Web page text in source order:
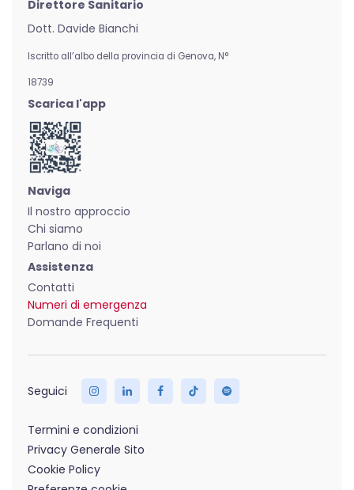
Direttore Sanitario
Dott. Davide Bianchi
Iscritto all’albo della provincia di Genova, N°
18739
Scarica l'app
Naviga
Il nostro approccio
Chi siamo
Parlano di noi
Assistenza
Contatti
Numeri di emergenza
Domande Frequenti
Termini e condizioni
Privacy Generale Sito
Cookie Policy